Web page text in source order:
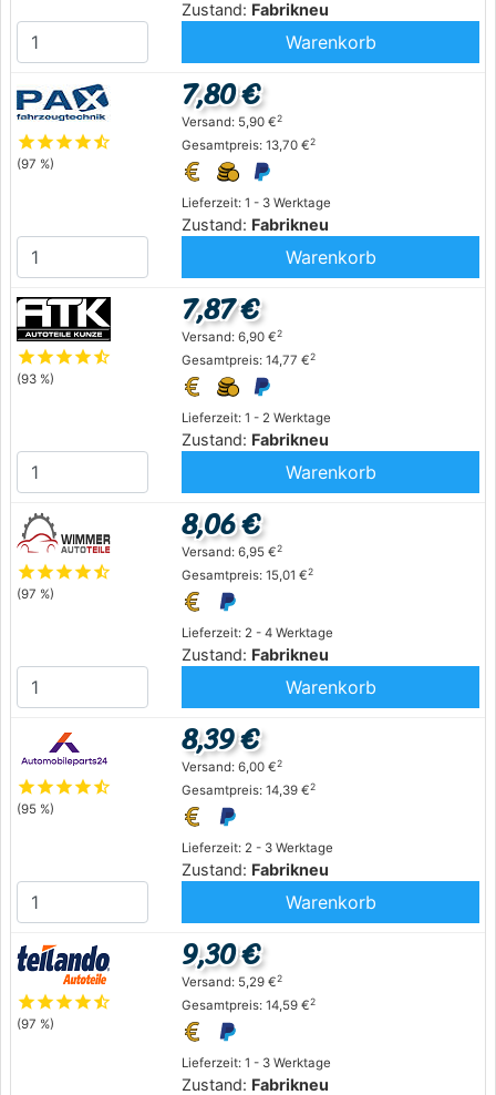
Zustand: Fabrikneu
Warenkorb
starstarstarstarstar_half
(97 %)
Lieferzeit: 1 - 3 Werktage
Zustand: Fabrikneu
7,80 €
Versand: 5,90 €2
Gesamtpreis: 13,70 €2
Warenkorb
starstarstarstarstar_half
(93 %)
Lieferzeit: 1 - 2 Werktage
Zustand: Fabrikneu
7,87 €
Versand: 6,90 €2
Gesamtpreis: 14,77 €2
Warenkorb
starstarstarstarstar_half
(97 %)
Lieferzeit: 2 - 4 Werktage
Zustand: Fabrikneu
8,06 €
Versand: 6,95 €2
Gesamtpreis: 15,01 €2
Warenkorb
starstarstarstarstar_half
(95 %)
Lieferzeit: 2 - 3 Werktage
Zustand: Fabrikneu
8,39 €
Versand: 6,00 €2
Gesamtpreis: 14,39 €2
Warenkorb
starstarstarstarstar_half
(97 %)
Lieferzeit: 1 - 3 Werktage
Zustand: Fabrikneu
9,30 €
Versand: 5,29 €2
Gesamtpreis: 14,59 €2